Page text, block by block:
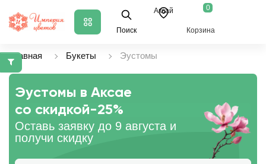
Поиск
Аксай 0
Корзина
Главная Букеты Эустомы
Эустомы в Аксае
со скидкой-25%
Оставь заявку до 9 августа и
получи скидку